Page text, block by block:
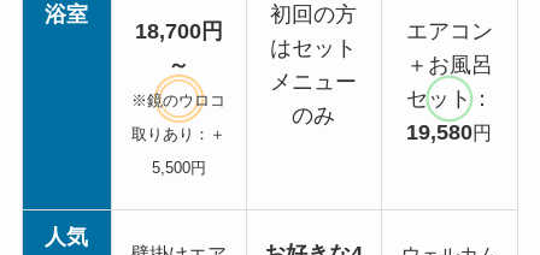
浴室
18,700円
～
※鏡のウロコ
取りあり：＋
5,500円
初回の方
はセット
メニュー
のみ
エアコン
＋お風呂
セット：
19,580円
人気